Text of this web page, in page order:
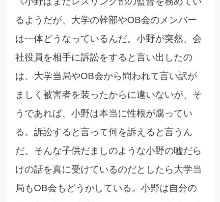
るようだが、大学の幹部やOB会のメンバー
は一体どうなっているんだ。小野が突然、会
社役員を相手に訴訟をすると言い出したの
は、大学当局やOB会から問われて言い訳が
ましく被害者を装ったからに違いないが、そ
うであれば、小野は本当に性根が腐ってい
る。訴訟すると言って何を訴えると言うん
だ。そんな子供だましのような小野の嘘だら
けの話を真に受けているのだとしたら大学当
局もOB会もどうかしている。小野は自分の